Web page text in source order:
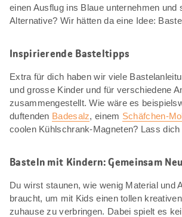
einen Ausflug ins Blaue unternehmen und
Alternative? Wir hätten da eine Idee:
Inspirierende Basteltipps
Extra für dich haben wir viele
und grosse Kinder und für verschiedene
zusammengestellt. Wie wäre es
duftenden Badesalz, einem Schäfchen-
coolen Kühlschrank-Magneten? Lass dich
Basteln mit Kindern: Gemeinsam
Du wirst staunen, wie wenig Material und
braucht, um mit Kids einen tollen
zuhause zu verbringen. Dabei spielt es